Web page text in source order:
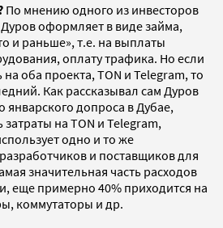
По мнению одного из инвесторов
оформляет в виде займа,
и раньше», т.е. на выплаты
оплату трафика. Но если
оба проекта, TON и Telegram, то
Как рассказывал сам Дуров
январского допроса в Дубае,
затраты на TON и Telegram,
одно и то же
и поставщиков для
значительная часть расходов
еще примерно 40% приходится на
коммутаторы и др.